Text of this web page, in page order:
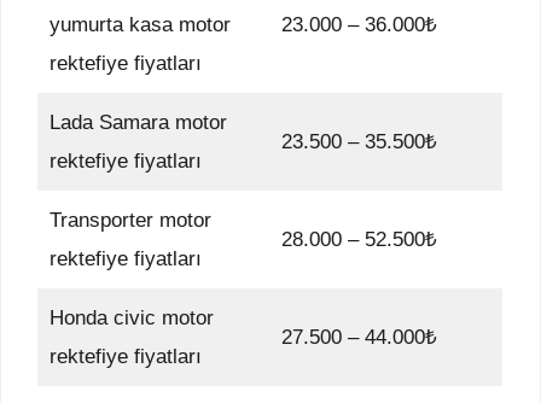
yumurta kasa motor
rektefiye fiyatları
23.000 – 36.000₺
Lada Samara motor
rektefiye fiyatları
23.500 – 35.500₺
Transporter motor
rektefiye fiyatları
28.000 – 52.500₺
Honda civic motor
rektefiye fiyatları
27.500 – 44.000₺